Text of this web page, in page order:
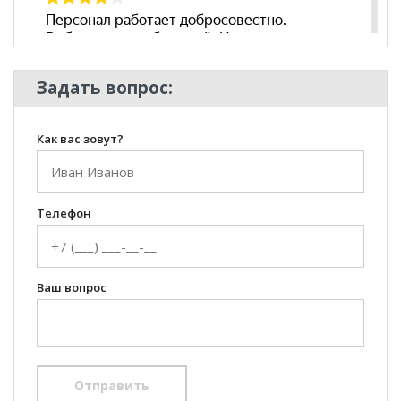
Задать вопрос:
Как вас зовут?
Телефон
Ваш вопрос
Отправить